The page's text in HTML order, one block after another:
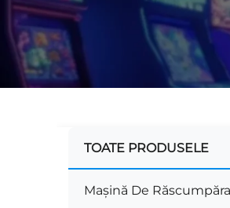
TOATE PRODUSELE
Mașină De